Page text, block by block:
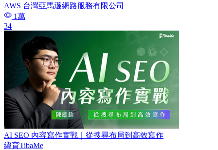
AWS 台灣亞馬遜網路服務有限公司
1萬
34
AI SEO 內容寫作實戰｜從搜尋布局到高效寫作
緯育TibaMe